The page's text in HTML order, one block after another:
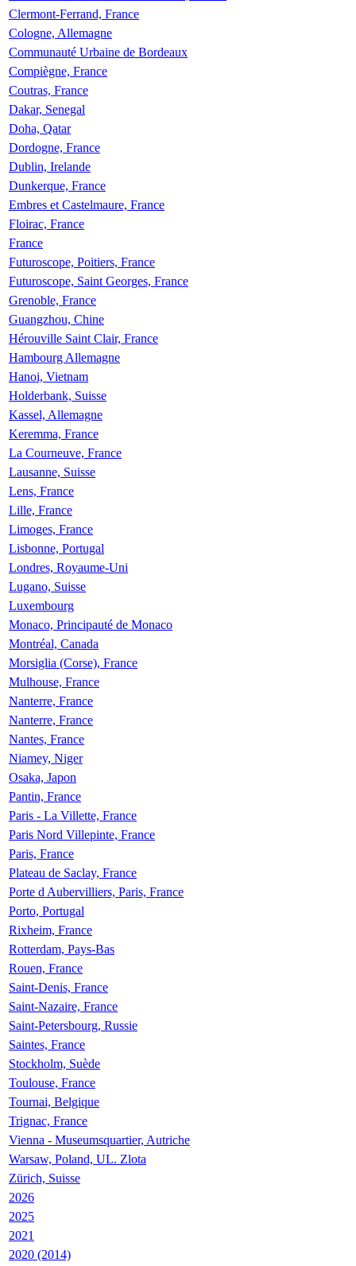
Clermont-Ferrand, France
Cologne, Allemagne
Communauté Urbaine de Bordeaux
Compiègne, France
Coutras, France
Dakar, Senegal
Doha, Qatar
Dordogne, France
Dublin, Irelande
Dunkerque, France
Embres et Castelmaure, France
Floirac, France
France
Futuroscope, Poitiers, France
Futuroscope, Saint Georges, France
Grenoble, France
Guangzhou, Chine
Hérouville Saint Clair, France
Hambourg Allemagne
Hanoi, Vietnam
Holderbank, Suisse
Kassel, Allemagne
Keremma, France
La Courneuve, France
Lausanne, Suisse
Lens, France
Lille, France
Limoges, France
Lisbonne, Portugal
Londres, Royaume-Uni
Lugano, Suisse
Luxembourg
Monaco, Principauté de Monaco
Montréal, Canada
Morsiglia (Corse), France
Mulhouse, France
Nanterre, France
Nanterre, France
Nantes, France
Niamey, Niger
Osaka, Japon
Pantin, France
Paris - La Villette, France
Paris Nord Villepinte, France
Paris, France
Plateau de Saclay, France
Porte d Aubervilliers, Paris, France
Porto, Portugal
Rixheim, France
Rotterdam, Pays-Bas
Rouen, France
Saint-Denis, France
Saint-Nazaire, France
Saint-Petersbourg, Russie
Saintes, France
Stockholm, Suède
Toulouse, France
Tournai, Belgique
Trignac, France
Vienna - Museumsquartier, Autriche
Warsaw, Poland, UL. Zlota
Zürich, Suisse
2026
2025
2021
2020 (2014)